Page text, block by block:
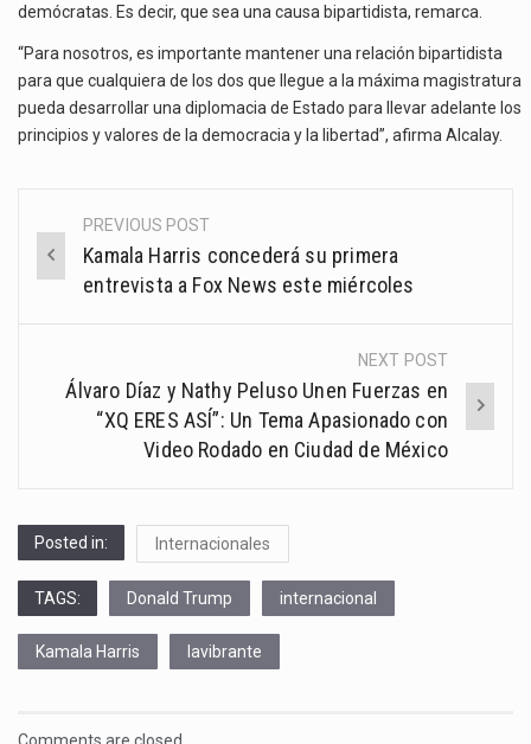
demócratas. Es decir, que sea una causa bipartidista, remarca.
“Para nosotros, es importante mantener una relación bipartidista
para que cualquiera de los dos que llegue a la máxima magistratura
pueda desarrollar una diplomacia de Estado para llevar adelante los
principios y valores de la democracia y la libertad”, afirma Alcalay.
Post
navigation
PREVIOUS POST
Kamala Harris concederá su primera
entrevista a Fox News este miércoles
NEXT POST
Álvaro Díaz y Nathy Peluso Unen Fuerzas en
“XQ ERES ASÍ”: Un Tema Apasionado con
Video Rodado en Ciudad de México
Posted in: Internacionales
TAGS: Donald Trump internacional
Kamala Harris lavibrante
Comments are closed.